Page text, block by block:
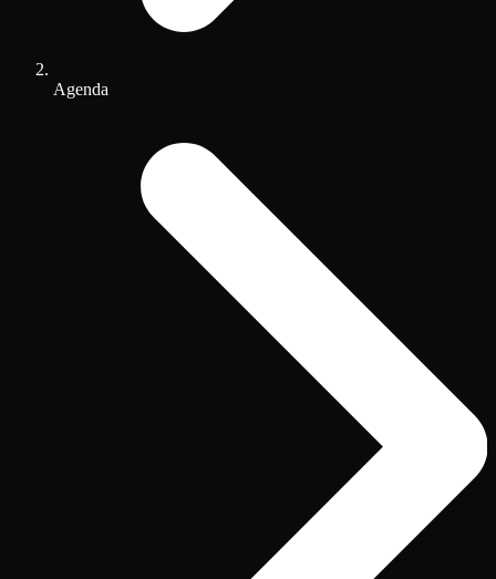
Agenda